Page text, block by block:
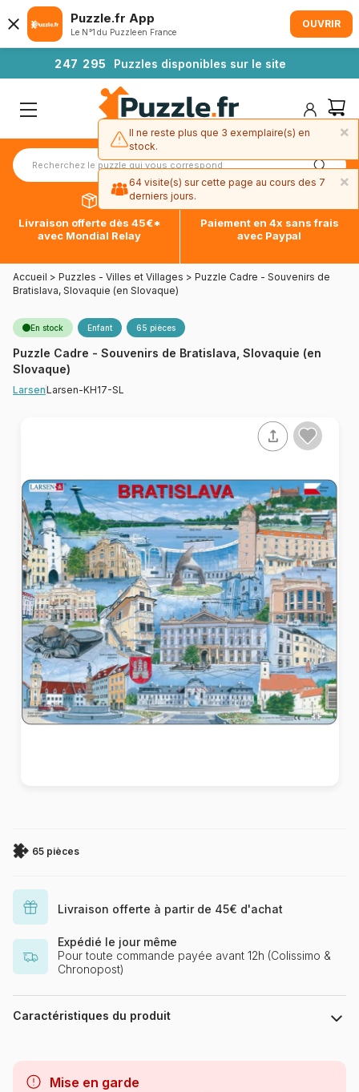
247 295 Puzzles disponibles sur le site
Livraison offerte dès 45€*
avec Mondial Relay
Paiement en 4x sans frais
avec Paypal
Accueil > Puzzles - Villes et Villages > Puzzle Cadre - Souvenirs de
Bratislava, Slovaquie (en Slovaque)
En stock Enfant 65 pièces
Puzzle Cadre - Souvenirs de Bratislava, Slovaquie (en
Slovaque)
LarsenLarsen-KH17-SL
65 pièces
Livraison offerte à partir de 45€ d'achat
Expédié le jour même
Pour toute commande payée avant 12h (Colissimo &
Chronopost)
Caractéristiques du produit
Mise en garde
Puzzle.fr App
Le N°1 du Puzzle en France
OUVRIR
×
Il ne reste plus que 3 exemplaire(s) en
stock.
×
64 visite(s) sur cette page au cours des 7
derniers jours.